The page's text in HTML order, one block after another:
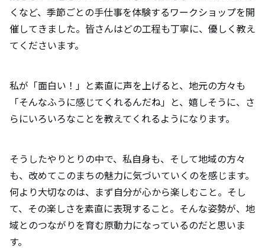
くなど、季節ごとの手仕事を体験するワークショップを開
催してきました。皆さんはどの工程も丁寧に、優しく教え
てくださいます。
私が「面白い！」と素直に声を上げると、地元の方々も
「そんなふうに感じてくれるんだね」と、嬉しそうに、さ
らにいろいろなことを教えてくれるようになります。
そうしたやりとりの中で、私自身も、そして地域の方々
も、改めてこのまちの魅力に気づいていくのを感じます。
何より大切なのは、まず自分が心から楽しむこと。そし
て、その楽しさを素直に表現すること。そんな姿勢が、地
域とのつながりを育む原動力になっているのだと思いま
す。